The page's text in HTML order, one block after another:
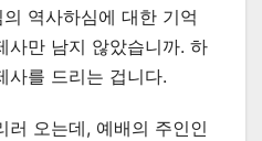
역사하심에 대한 기억
사만 남지 않았습니까. 하
사를 드리는 겁니다.
러 오는데, 예배의 주인인